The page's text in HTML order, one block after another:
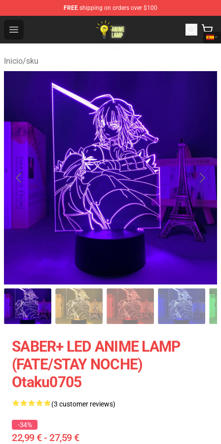
FREE shipping on orders over $100
Open menu
Anime Lamp Shop - The Best Store of Anime Lamp
Inicio/sku
SABER+ LED ANIME LAMP
(FATE/STAY NOCHE)
Otaku0705
(3 customer reviews)
-34%
22,99 € - 27,59 €